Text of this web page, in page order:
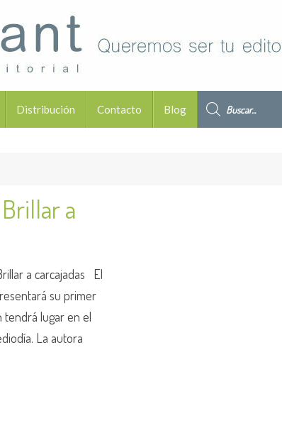
Distribución Contacto Blog
a
a carcajadas El
su primer
tendrá lugar en el
La autora